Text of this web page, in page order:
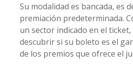
Su modalidad es bancada, es
premiación predeterminada.
un sector indicado en el ticket,
descubrir si su boleto es el
de los premios que ofrece el